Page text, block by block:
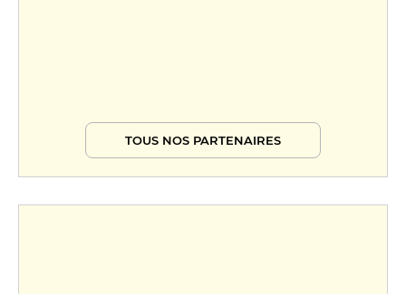
TOUS NOS PARTENAIRES